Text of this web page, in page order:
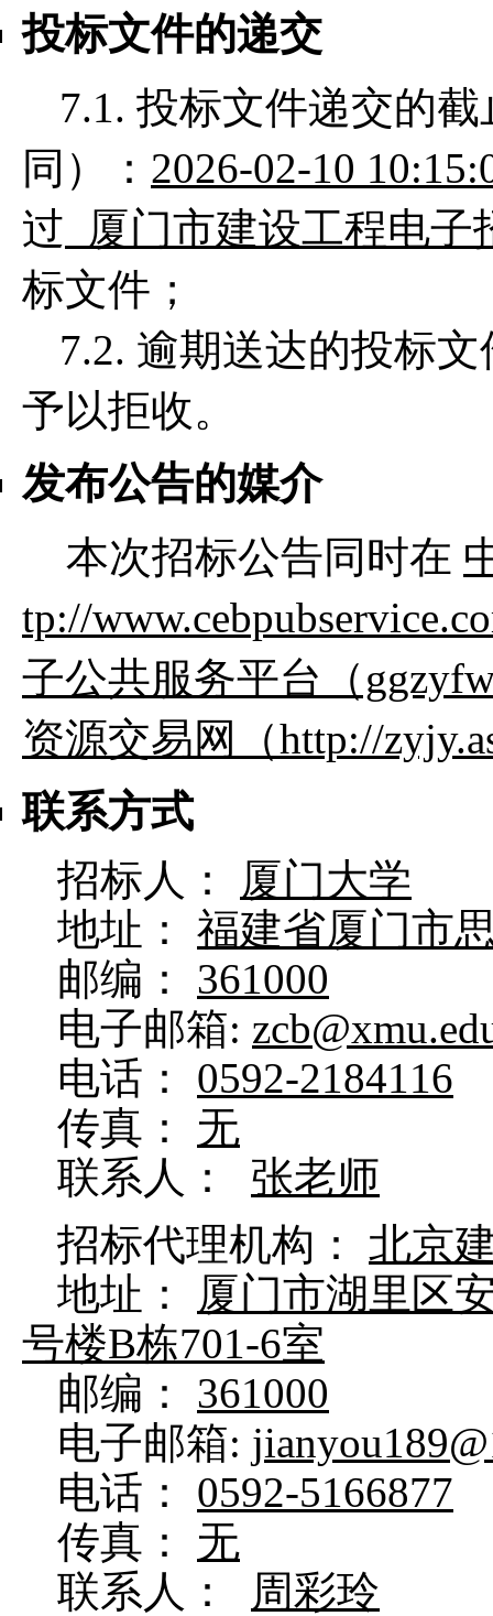
投标文件的递交
7.1. 投标文件递交的
同）： 2026-02-10
过 厦门市建设工程电
标文件；
7.2. 逾期送达的投标
予以拒收。
发布公告的媒介
本次招标公告同时在
tp://
子公共服务平台（
资源交易网（http://
联系方式
招标人： 厦门大学
地址： 福建省厦门市
邮编： 361000
电子邮箱:
电话： 0592-2184116
传真： 无
联系人： 张老师
招标代理机构： 北京
地址： 厦门市湖里区
号楼B栋701-6室
邮编： 361000
电子邮箱:
电话： 0592-5166877
传真： 无
联系人： 周彩玲